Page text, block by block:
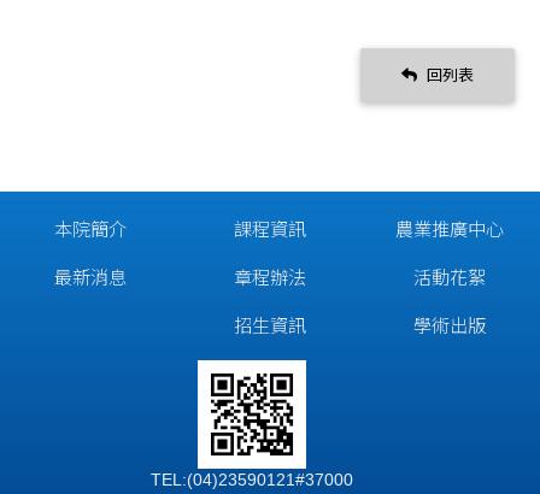
回列表
本院簡介
最新消息
課程資訊
章程辦法
招生資訊
農業推廣中心
活動花絮
學術出版
TEL:(04)23590121#37000